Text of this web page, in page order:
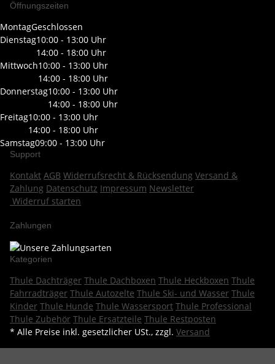
Öffnungszeiten
MontagGeschlossen
Dienstag10:00 - 13:00 Uhr
14:00 - 18:00 Uhr
Mittwoch10:00 - 13:00 Uhr
14:00 - 18:00 Uhr
Donnerstag10:00 - 13:00 Uhr
14:00 - 18:00 Uhr
Freitag10:00 - 13:00 Uhr
14:00 - 18:00 Uhr
Samstag09:00 - 13:00 Uhr
Support
Kontakt AGB Widerrufsrecht & Rücksendung Versand &
Zahlung Datenschutz Impressum Newsletter
Widerruf starten
Zahlungen
Kategorien
Thule Dachträger Thule Dachboxen Thule Heckboxen Thule
Fahrradträger Thule Autozelte Thule Ski- und Wasser Thule
Kinder Thule Hunde Thule Wassersport Thule Professional
Thule Zubehör Thule Ersatzteile Thule Restposten
* Alle Preise inkl. gesetzlicher USt., zzgl. Versand